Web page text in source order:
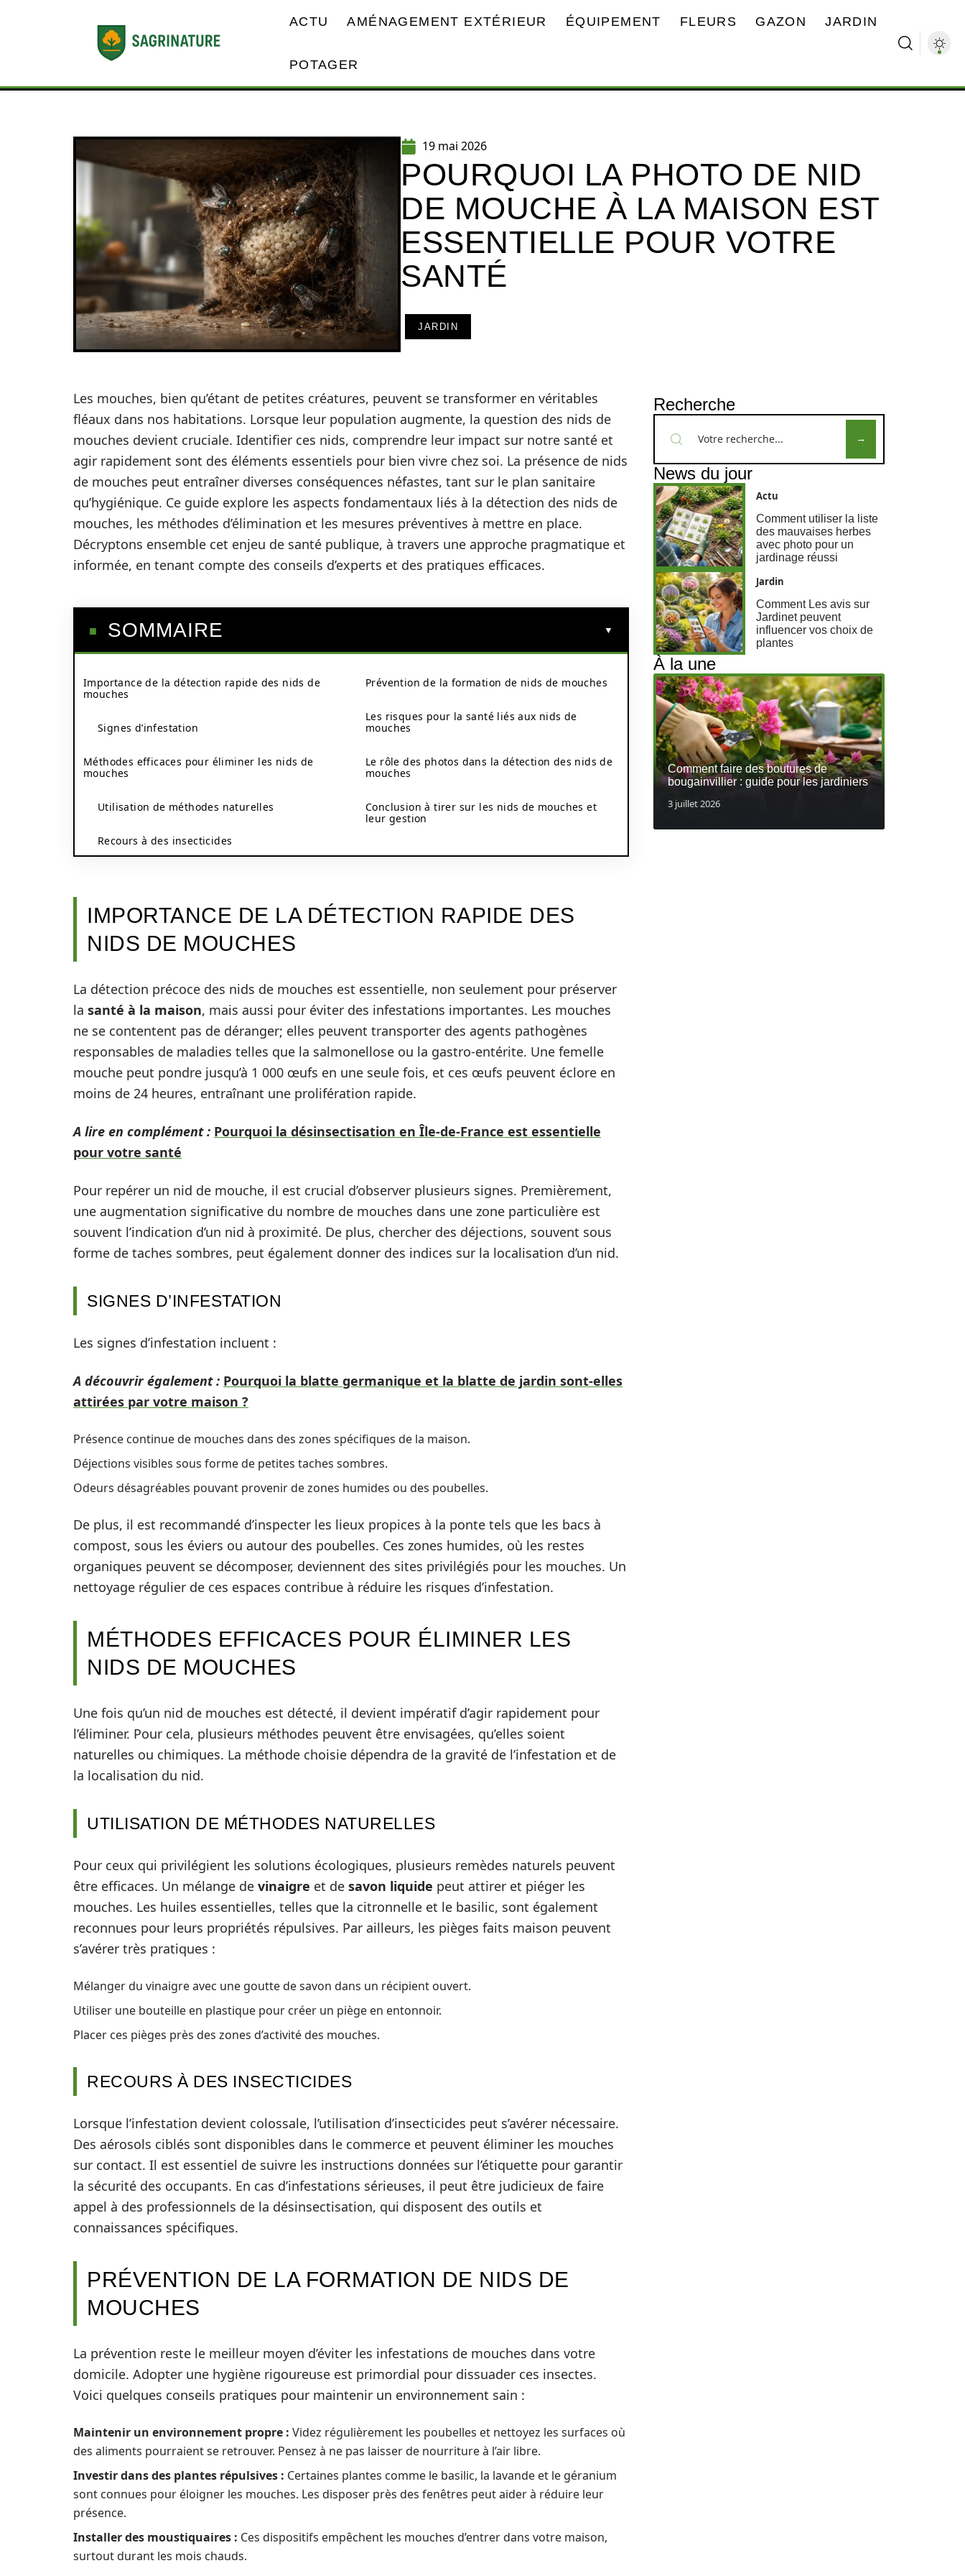
ACTU AMÉNAGEMENT EXTÉRIEUR ÉQUIPEMENT FLEURS GAZON JARDIN
POTAGER
19 mai 2026
POURQUOI LA PHOTO DE NID
DE MOUCHE À LA MAISON EST
ESSENTIELLE POUR VOTRE
SANTÉ
JARDIN
Les mouches, bien qu’étant de petites créatures, peuvent se transformer en véritables
fléaux dans nos habitations. Lorsque leur population augmente, la question des nids de
mouches devient cruciale. Identifier ces nids, comprendre leur impact sur notre santé et
agir rapidement sont des éléments essentiels pour bien vivre chez soi. La présence de nids
de mouches peut entraîner diverses conséquences néfastes, tant sur le plan sanitaire
qu’hygiénique. Ce guide explore les aspects fondamentaux liés à la détection des nids de
mouches, les méthodes d’élimination et les mesures préventives à mettre en place.
Décryptons ensemble cet enjeu de santé publique, à travers une approche pragmatique et
informée, en tenant compte des conseils d’experts et des pratiques efficaces.
SOMMAIRE
Importance de la détection rapide des nids de
mouches
Signes d’infestation
Méthodes efficaces pour éliminer les nids de
mouches
Utilisation de méthodes naturelles
Recours à des insecticides
Prévention de la formation de nids de mouches
Les risques pour la santé liés aux nids de
mouches
Le rôle des photos dans la détection des nids de
mouches
Conclusion à tirer sur les nids de mouches et
leur gestion
IMPORTANCE DE LA DÉTECTION RAPIDE DES
NIDS DE MOUCHES
La détection précoce des nids de mouches est essentielle, non seulement pour préserver
la santé à la maison, mais aussi pour éviter des infestations importantes. Les mouches
ne se contentent pas de déranger; elles peuvent transporter des agents pathogènes
responsables de maladies telles que la salmonellose ou la gastro-entérite. Une femelle
mouche peut pondre jusqu’à 1 000 œufs en une seule fois, et ces œufs peuvent éclore en
moins de 24 heures, entraînant une prolifération rapide.
A lire en complément : Pourquoi la désinsectisation en Île-de-France est essentielle
pour votre santé
Pour repérer un nid de mouche, il est crucial d’observer plusieurs signes. Premièrement,
une augmentation significative du nombre de mouches dans une zone particulière est
souvent l’indication d’un nid à proximité. De plus, chercher des déjections, souvent sous
forme de taches sombres, peut également donner des indices sur la localisation d’un nid.
SIGNES D’INFESTATION
Les signes d’infestation incluent :
A découvrir également : Pourquoi la blatte germanique et la blatte de jardin sont-elles
attirées par votre maison ?
Présence continue de mouches dans des zones spécifiques de la maison.
Déjections visibles sous forme de petites taches sombres.
Odeurs désagréables pouvant provenir de zones humides ou des poubelles.
De plus, il est recommandé d’inspecter les lieux propices à la ponte tels que les bacs à
compost, sous les éviers ou autour des poubelles. Ces zones humides, où les restes
organiques peuvent se décomposer, deviennent des sites privilégiés pour les mouches. Un
nettoyage régulier de ces espaces contribue à réduire les risques d’infestation.
MÉTHODES EFFICACES POUR ÉLIMINER LES
NIDS DE MOUCHES
Une fois qu’un nid de mouches est détecté, il devient impératif d’agir rapidement pour
l’éliminer. Pour cela, plusieurs méthodes peuvent être envisagées, qu’elles soient
naturelles ou chimiques. La méthode choisie dépendra de la gravité de l’infestation et de
la localisation du nid.
UTILISATION DE MÉTHODES NATURELLES
Pour ceux qui privilégient les solutions écologiques, plusieurs remèdes naturels peuvent
être efficaces. Un mélange de vinaigre et de savon liquide peut attirer et piéger les
mouches. Les huiles essentielles, telles que la citronnelle et le basilic, sont également
reconnues pour leurs propriétés répulsives. Par ailleurs, les pièges faits maison peuvent
s’avérer très pratiques :
Mélanger du vinaigre avec une goutte de savon dans un récipient ouvert.
Utiliser une bouteille en plastique pour créer un piège en entonnoir.
Placer ces pièges près des zones d’activité des mouches.
RECOURS À DES INSECTICIDES
Lorsque l’infestation devient colossale, l’utilisation d’insecticides peut s’avérer nécessaire.
Des aérosols ciblés sont disponibles dans le commerce et peuvent éliminer les mouches
sur contact. Il est essentiel de suivre les instructions données sur l’étiquette pour garantir
la sécurité des occupants. En cas d’infestations sérieuses, il peut être judicieux de faire
appel à des professionnels de la désinsectisation, qui disposent des outils et
connaissances spécifiques.
PRÉVENTION DE LA FORMATION DE NIDS DE
MOUCHES
La prévention reste le meilleur moyen d’éviter les infestations de mouches dans votre
domicile. Adopter une hygiène rigoureuse est primordial pour dissuader ces insectes.
Voici quelques conseils pratiques pour maintenir un environnement sain :
Maintenir un environnement propre : Videz régulièrement les poubelles et nettoyez les surfaces où
des aliments pourraient se retrouver. Pensez à ne pas laisser de nourriture à l’air libre.
Investir dans des plantes répulsives : Certaines plantes comme le basilic, la lavande et le géranium
sont connues pour éloigner les mouches. Les disposer près des fenêtres peut aider à réduire leur
présence.
Installer des moustiquaires : Ces dispositifs empêchent les mouches d’entrer dans votre maison,
surtout durant les mois chauds.
Recherche
News du jour
Actu
Comment utiliser la liste
des mauvaises herbes
avec photo pour un
jardinage réussi
Jardin
Comment Les avis sur
Jardinet peuvent
influencer vos choix de
plantes
À la une
Comment faire des boutures de
bougainvillier : guide pour les jardiniers
3 juillet 2026